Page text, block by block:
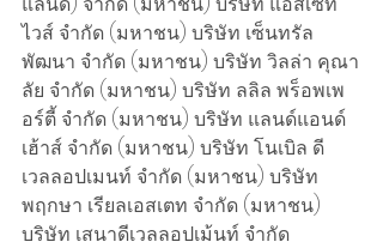
ไวส์ จำกัด (มหาชน) บริษัท เซ็นทรัล
พัฒนา จำกัด (มหาชน) บริษัท วิลล่า คุณา
ลัย จำกัด (มหาชน) บริษัท ลลิล พร็อพเพ
อร์ตี้ จำกัด (มหาชน) บริษัท แลนด์แอนด์
เฮ้าส์ จำกัด (มหาชน) บริษัท โนเบิล ดี
เวลลอปเมนท์ จำกัด (มหาชน) บริษัท
พฤกษา เรียลเอสเตท จำกัด (มหาชน)
บริษัท เสนาดีเวลลอปเม้นท์ จำกัด